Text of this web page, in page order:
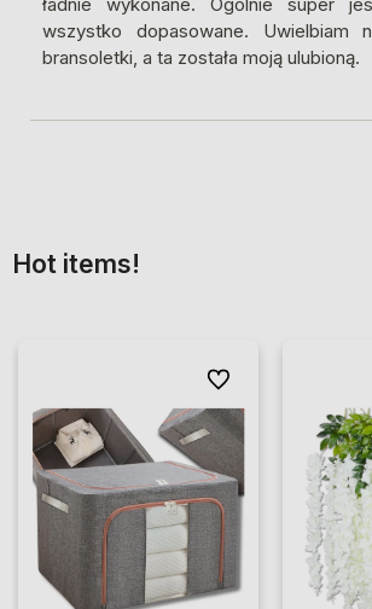
wszystko dopasowane. Uwielbiam
bransoletki, a ta została moją ulubioną.
Hot items!
Do ulubionych